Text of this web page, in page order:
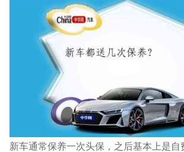
新车通常保养一次头保，之后基本上是自